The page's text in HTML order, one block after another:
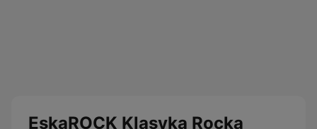
EskaROCK Klasyka Rocka